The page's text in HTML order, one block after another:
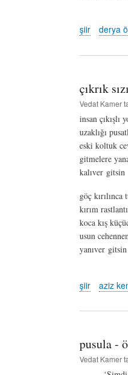
şiir derya
çıkrık
Vedat Kamer
insan çıkışlı
uzaklığı
eski koltuk
gitmelere
kalıver gitsin
göç kırılınca
kırım
koca kış
usun
yanıver gitsin
şiir aziz
pusula -
Vedat Kamer